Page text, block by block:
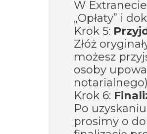
W
„Opłaty” i
Krok 5:
Złóż
możesz
osoby
Krok 6:
Po
prosimy o